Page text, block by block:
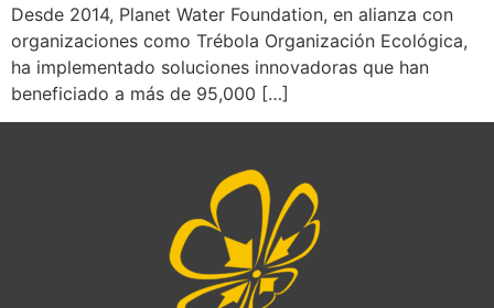
Desde 2014, Planet Water Foundation, en alianza con
organizaciones como Trébola Organización Ecológica,
ha implementado soluciones innovadoras que han
beneficiado a más de 95,000 […]